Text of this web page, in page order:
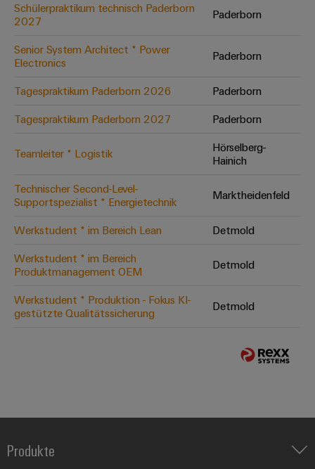
Digital
auf einem
neuen Niveau
unkompliziert,
Schülerpraktikum technisch Paderborn
2027
Paderborn
Senior System Architect * Power
Electronics
Paderborn
Tagespraktikum Paderborn 2026
Paderborn
Tagespraktikum Paderborn 2027
Paderborn
Teamleiter * Logistik
Hörselberg-
Hainich
Technischer Second-Level-
Supportspezialist * Energietechnik
Marktheidenfeld
Werkstudent * im Bereich Lean
Detmold
Werkstudent * im Bereich
Produktmanagement OEM
Detmold
Werkstudent * Produktion - Fokus KI-
gestützte Qualitätssicherung
Detmold
Produkte